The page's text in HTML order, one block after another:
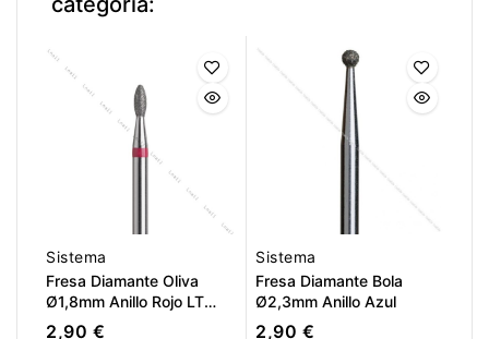
Sistema
Fresa Diamante Oliva
Ø1,8mm Anillo Rojo LT
4,5mm
2,90 €
Sistema
Fresa Diamante Bola
Ø2,3mm Anillo Azul
2,90 €